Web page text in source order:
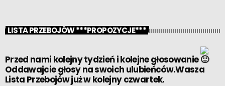
LISTA PRZEBOJÓW ***PROPOZYCJE***
Przed nami kolejny tydzień i kolejne głosowanie
Oddawajcie głosy na swoich ulubieńców.Wasza
Lista Przebojów już w kolejny czwartek.